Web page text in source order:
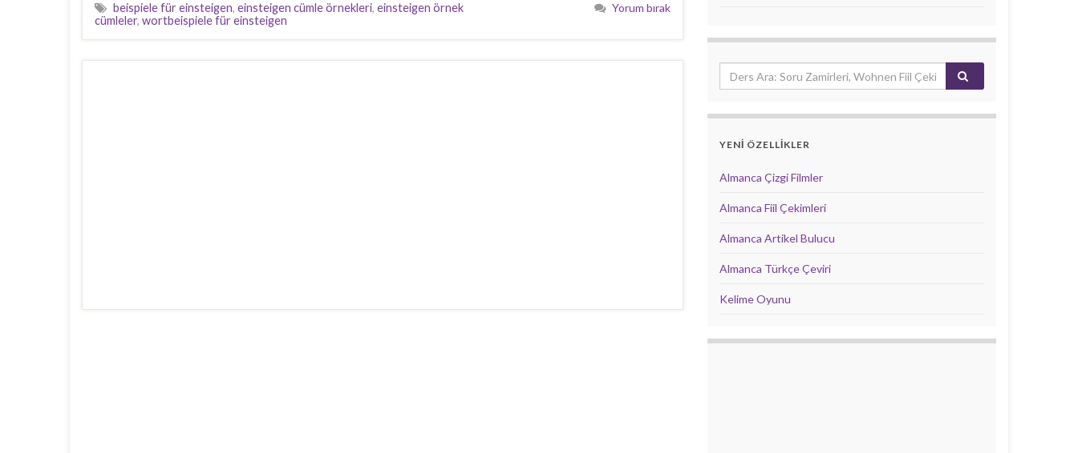
beispiele für einsteigen, einsteigen cümle örnekleri, einsteigen örnek
cümleler, wortbeispiele für einsteigen
Yorum bırak
YENİ ÖZELLİKLER
Almanca Çizgi Filmler
Almanca Fiil Çekimleri
Almanca Artikel Bulucu
Almanca Türkçe Çeviri
Kelime Oyunu